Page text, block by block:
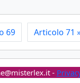
69 Articolo 71
-